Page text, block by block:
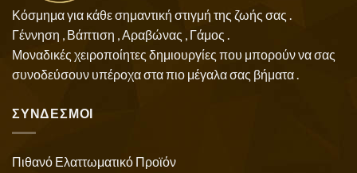
Κόσμημα για κάθε σημαντική στιγμή της ζωής σας .
Γέννηση , Βάπτιση , Αραβώνας , Γάμος .
Μοναδικές χειροποίητες δημιουργίες που μπορούν να σας
συνοδεύσουν υπέροχα στα πιο μέγαλα σας βήματα .
ΣΥΝΔΕΣΜΟΙ
Πιθανό Ελαττωματικό Προϊόν